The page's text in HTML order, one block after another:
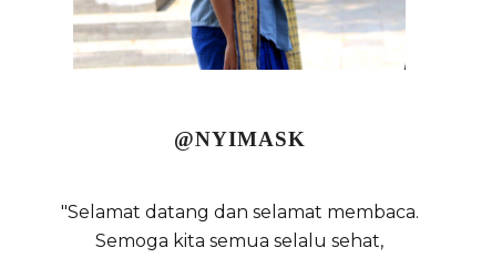
@NYIMASK
"Selamat datang dan selamat membaca.
Semoga kita semua selalu sehat,